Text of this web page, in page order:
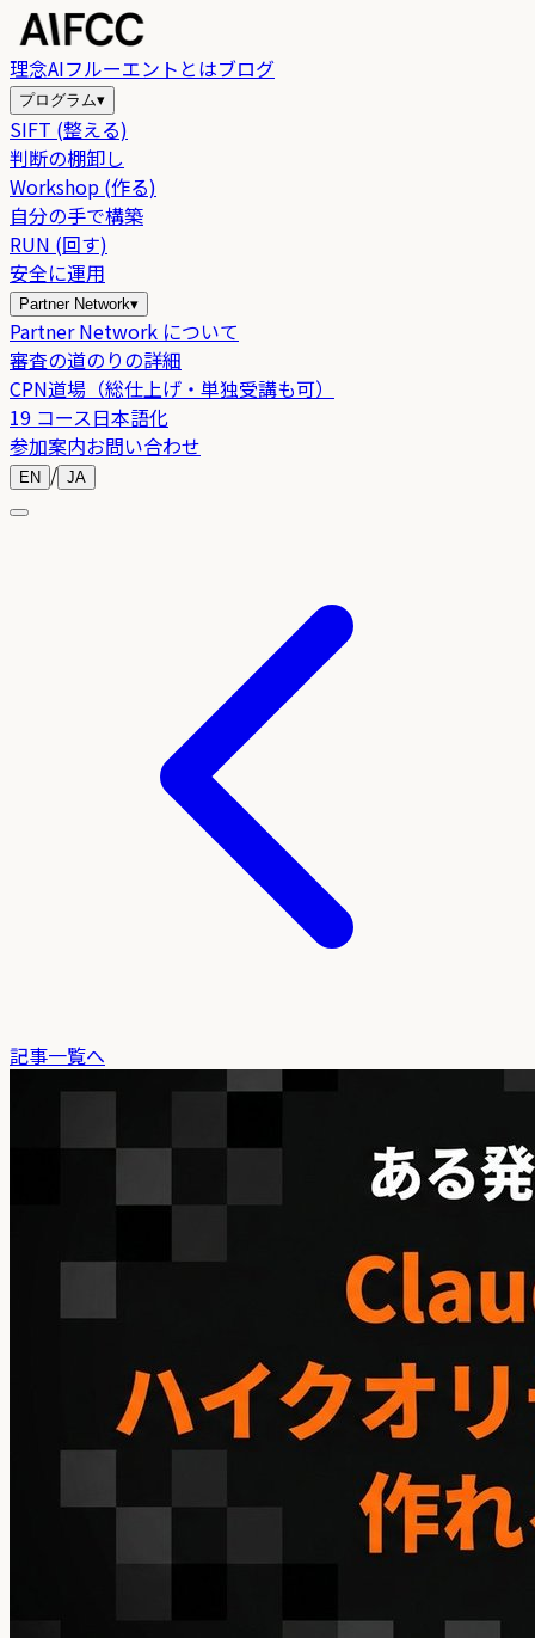
理念AIフルーエントとはブログ
プログラム▾
SIFT (整える)
判断の棚卸し
Workshop (作る)
自分の手で構築
RUN (回す)
安全に運用
Partner Network▾
Partner Network について
審査の道のりの詳細
CPN道場（総仕上げ・単独受講も可）
19 コース日本語化
参加案内お問い合わせ
EN / JA
記事一覧へ